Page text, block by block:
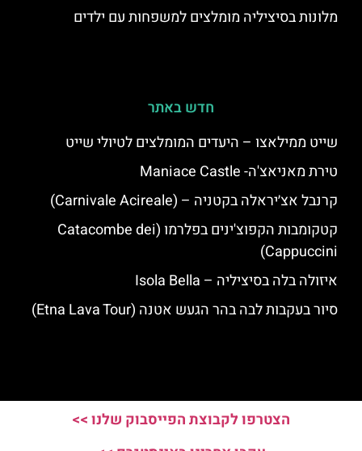
מלונות בסיציליה מומלצים למשפחות עם ילדים
חדש באתר
שייט ממילאצו – היעדים המומלצים לטיולי שייט
טירת מאניאצ'ה- Maniace Castle
קרנבל אצ׳יראלה בקטניה – (Carnivale Acireale)
קטקומבות הקפוצ'ינים בפלרמו (Catacombe dei
Cappuccini)
איזולה בלה בסיציליה – Isola Bella
סיור בעקבות לבה בהר הגעש אטנה (Etna Lava Tour)
הצטרפו לקבוצת הפייסבוק שלנו >>